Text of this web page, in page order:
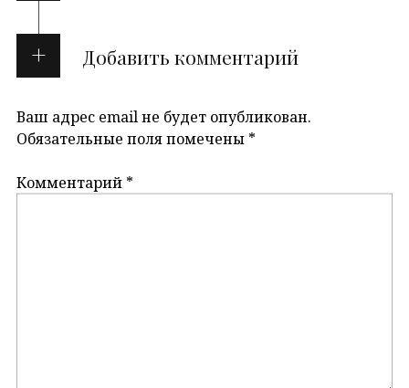
Добавить комментарий
Ваш адрес email не будет опубликован.
Обязательные поля помечены *
Комментарий *